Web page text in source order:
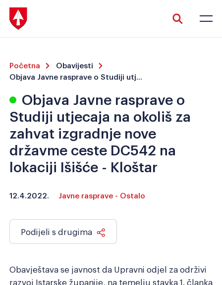
Veliki tekst Invertiraj boju
Crno-bijelo Razmak slova
Razmak redova
Resetiraj alate
Početna
Obavijesti
Objava Javne rasprave o
Studiji utjecaja na okoliš za
zahvat izgradnje nove
državme ceste DC542 na
lokaciji Išišće - Kloštar
12.4.2022. Javne rasprave - Ostalo
Podijeli s drugima
Obavještava se javnost da Upravni odjel za održivi
razvoj Istarske županije, na temelju stavka 1. članka